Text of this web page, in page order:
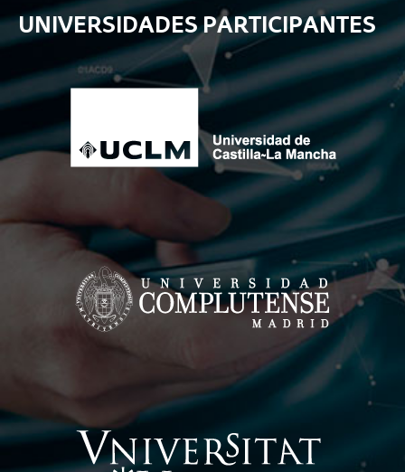
UNIVERSIDADES PARTICIPANTES